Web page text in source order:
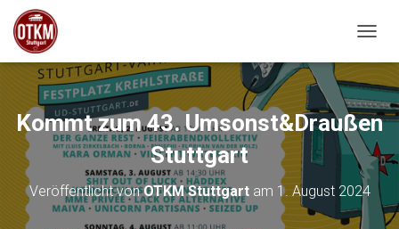
Kommt zum 43. Umsonst&Draußen
Stuttgart
Veröffentlicht vonOTKM Stuttgartam 1. August 2024